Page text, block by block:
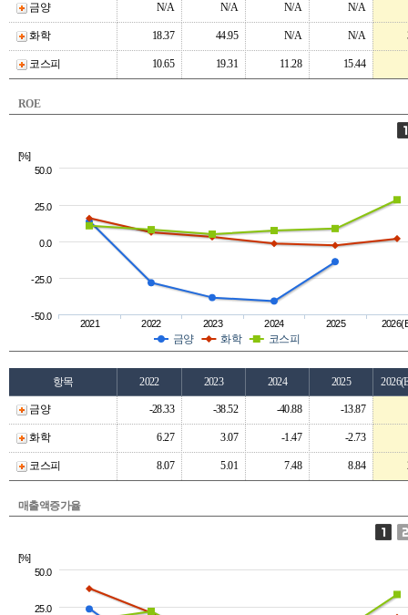
금양 N/A N/A N/A N/A
화학 18.37 44.95 N/A N/A
코스피 10.65 19.31 11.28 15.44
ROE
[%]
금양 화학 코스피
2021 2022 2023 2024 2025
-50.0
-25.0
0.0
25.0
50.0
항목 2022 2023 2024 2025
금양 -28.33 -38.52 -40.88 -13.87
화학 6.27 3.07 -1.47 -2.73
코스피 8.07 5.01 7.48 8.84
매출액증가율
[%]
25.0
50.0